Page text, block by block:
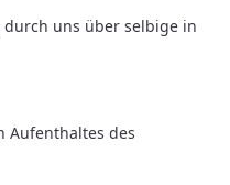
uns über selbige in
Aufenthaltes des